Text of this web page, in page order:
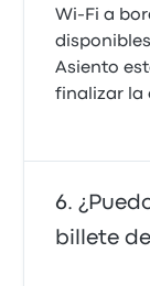
Wi‑Fi a
Asiento
finalizar la
billete